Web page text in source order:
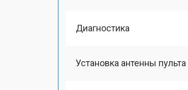
Диагностика
Установка антенны пульта